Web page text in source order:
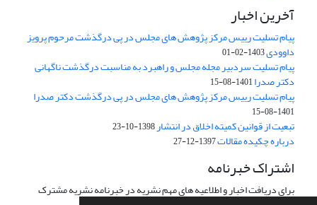
آخرین اخبار
پیام تسلیت رییس مرکز پژوهش های مجلس در پی درگذشت مرحوم پرویز
داوودی1403-02-01
پیام تسلیت سردبیر مجله مجلس و راهبرد به مناسبت درگذشت ناگهانی
دکتر صدرا1401-08-15
پیام تسلیت رییس مرکز پژوهش های مجلس در پی درگذشت دکتر صدرا
1401-08-15
تبعیت از قوانین کمیته اخلاق در انتشار1398-10-23
درباره چکیده مقالات1397-12-27
اشتراک خبرنامه
برای دریافت اخبار و اطلاعیه های مهم نشریه در خبرنامه نشریه مشترک